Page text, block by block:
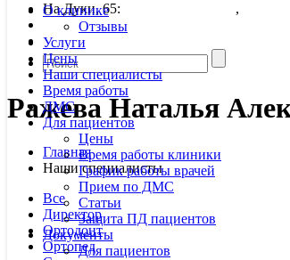
О клинике
Отзывы
Услуги
Цены
Наши специалисты
Время работы
ДМС
Для пациентов
Цены
Время работы клиники
График работы врачей
Прием по ДМС
Статьи
Защита ПД пациентов
Документы
Для пациентов
На Дуки, 65: ,
sktest@yandex.ru
Ражева Наталья
Главная
Наши специалисты
Все
Директор
Ортодонт
Ортопед